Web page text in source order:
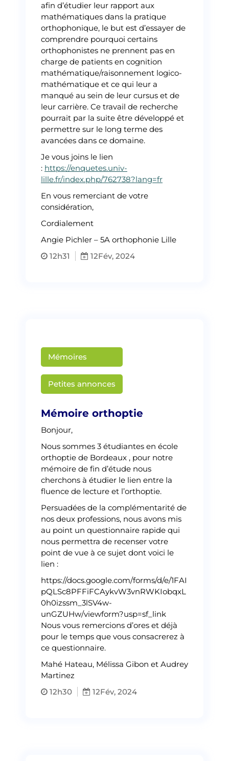
afin d’étudier leur rapport aux
mathématiques dans la pratique
orthophonique, le but est d’essayer de
comprendre pourquoi certains
orthophonistes ne prennent pas en
charge de patients en cognition
mathématique/raisonnement logico-
mathématique et ce qui leur a
manqué au sein de leur cursus et de
leur carrière. Ce travail de recherche
pourrait par la suite être développé et
permettre sur le long terme des
avancées dans ce domaine.
Je vous joins le lien
: https://enquetes.univ-
lille.fr/index.php/762738?lang=fr
En vous remerciant de votre
considération,
Cordialement
Angie Pichler – 5A orthophonie Lille
12h31
12Fév, 2024
Mémoires
Petites annonces
Mémoire orthoptie
Bonjour,
Nous sommes 3 étudiantes en école
orthoptie de Bordeaux , pour notre
mémoire de fin d’étude nous
cherchons à étudier le lien entre la
fluence de lecture et l’orthoptie.
Persuadées de la complémentarité de
nos deux professions, nous avons mis
au point un questionnaire rapide qui
nous permettra de recenser votre
point de vue à ce sujet dont voici le
lien :
https://docs.google.com/forms/d/e/1FAI
pQLSc8PFFiFCAykvW3vnRWKIobqxL
0h0izssm_3lSV4w-
unGZUHw/viewform?usp=sf_link
Nous vous remercions d’ores et déjà
pour le temps que vous consacrerez à
ce questionnaire.
Mahé Hateau, Mélissa Gibon et Audrey
Martinez
12h30
12Fév, 2024